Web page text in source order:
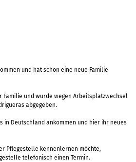
und hat schon eine neue Familie
Familie und wurde wegen Arbeitsplatzwechsel
abgegeben.
in Deutschland ankommen und hier ihr neues
Pflegestelle kennenlernen möchte,
telefonisch einen Termin.